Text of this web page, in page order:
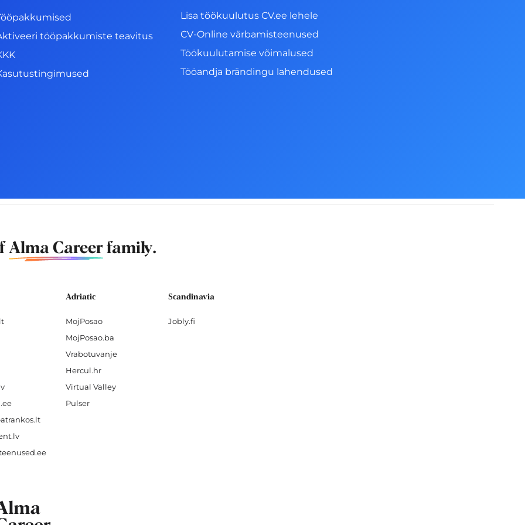
tööpakkumiste teavitus
Lisa töökuulutus CV.ee lehele
CV-Online värbamisteenused
Töökuulutamise võimalused
Tööandja brändingu lahendused
Alma Careerfamily.
Adriatic
MojPosao
MojPosao.ba
Vrabotuvanje
Hercul.hr
Virtual Valley
Pulser
Scandinavia
Jobly.fi